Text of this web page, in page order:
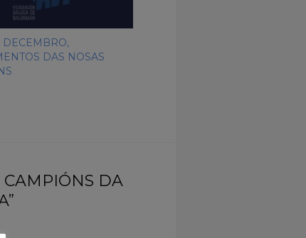
DECEMBRO,
DAS NOSAS
DA